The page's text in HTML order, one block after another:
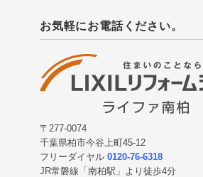
お気軽にお電話ください。
〒277-0074
千葉県柏市今谷上町45-12
フリーダイヤル 0120-76-6318
JR常磐線「南柏駅」より徒歩4分